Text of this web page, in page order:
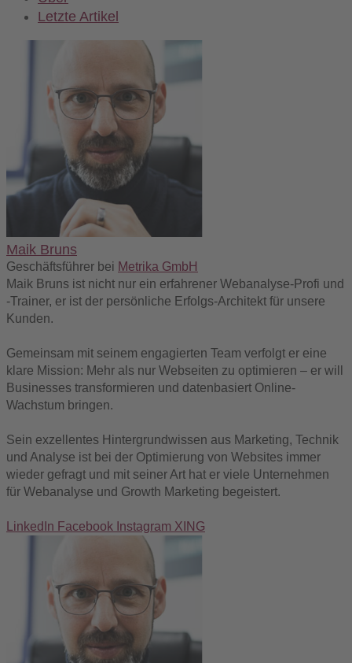
Letzte Artikel
Maik Bruns
Geschäftsführer bei Metrika GmbH
Maik Bruns ist nicht nur ein erfahrener Webanalyse-Profi und
-Trainer, er ist der persönliche Erfolgs-Architekt für unsere
Kunden.
Gemeinsam mit seinem engagierten Team verfolgt er eine
klare Mission: Mehr als nur Webseiten zu optimieren – er will
Businesses transformieren und datenbasiert Online-
Wachstum bringen.
Sein exzellentes Hintergrundwissen aus Marketing, Technik
und Analyse ist bei der Optimierung von Websites immer
wieder gefragt und mit seiner Art hat er viele Unternehmen
für Webanalyse und Growth Marketing begeistert.
LinkedIn Facebook Instagram XING